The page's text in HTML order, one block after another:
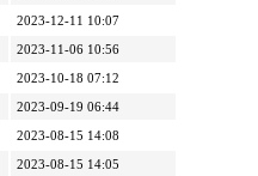
2023-12-11 10:07
2023-11-06 10:56
2023-10-18 07:12
2023-09-19 06:44
2023-08-15 14:08
2023-08-15 14:05